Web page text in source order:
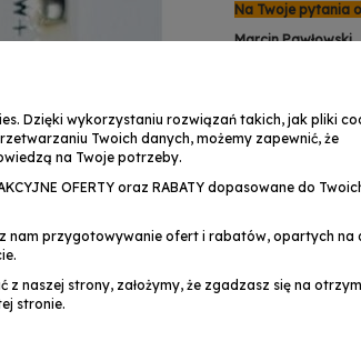
Na Twoje pytania
Marcin Pawłowski
Anita
TEL : +48 503 158
Dzięki wykorzystaniu rozwiązań takich, jak pliki
Twoich danych, możemy zapewnić, że
na Twoje potrzeby.
OFERTY oraz RABATY dopasowane do
nam przygotowywanie ofert i rabatów, opartych na
z naszej strony, założymy, że zgadzasz się na
stronie.